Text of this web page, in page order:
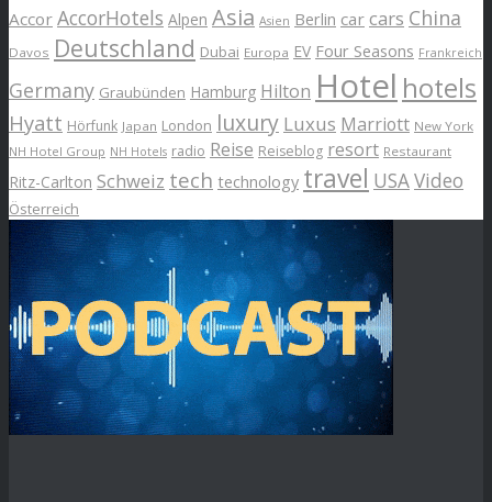
Accor AccorHotels Alpen Asia Asien Berlin car cars China
Davos Deutschland Dubai Europa EV Four Seasons Frankreich
Germany Graubünden Hamburg Hilton Hotel hotels
Hyatt Hörfunk Japan London luxury Luxus Marriott New York
NH Hotel Group NH Hotels radio Reise Reiseblog resort Restaurant
Ritz-Carlton Schweiz tech technology travel USAVideo
Österreich